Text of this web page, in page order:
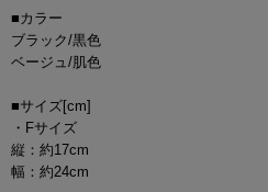
■カラー
ブラック/黒色
ベージュ/肌色
■サイズ[cm]
・Fサイズ
縦：約17cm
幅：約24cm